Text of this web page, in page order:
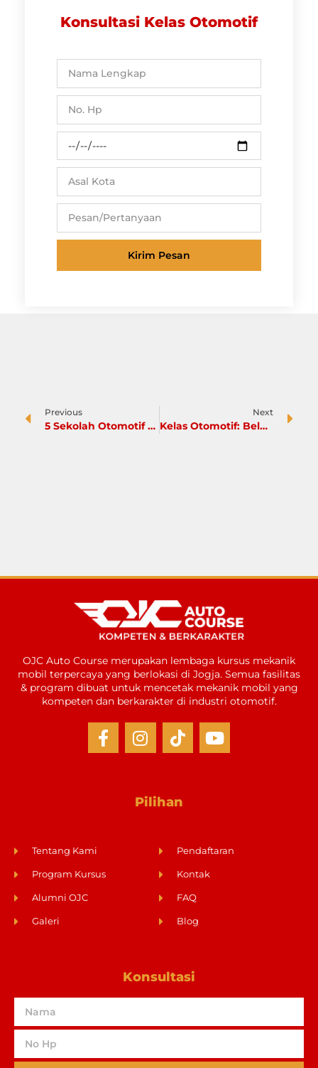
Konsultasi Kelas Otomotif
Kirim Pesan
Previous
5 Sekolah Otomotif Terbaik di Indonesia
Next
Kelas Otomotif: Belajar Perbaiki Alternator Mobil Dari Ahlinya
OJC Auto Course merupakan lembaga kursus mekanik
mobil terpercaya yang berlokasi di Jogja. Semua fasilitas
& program dibuat untuk mencetak mekanik mobil yang
kompeten dan berkarakter di industri otomotif.
Pilihan
Tentang Kami
Program Kursus
Alumni OJC
Galeri
Pendaftaran
Kontak
FAQ
Blog
Konsultasi